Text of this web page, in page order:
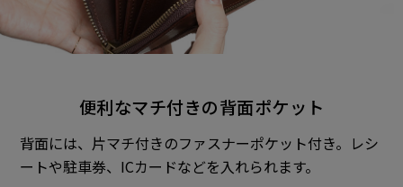
便利なマチ付きの背面ポケット
背面には、片マチ付きのファスナーポケット付き。レシ
ートや駐車券、ICカードなどを入れられます。